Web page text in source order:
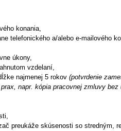
konania,
telefonického a/alebo e-mailového
úkony,
vzdelaní,
najmenej 5 rokov (potvrdenie
napr. kópia pracovnej zmluvy
preukáže skúsenosti so stredným,